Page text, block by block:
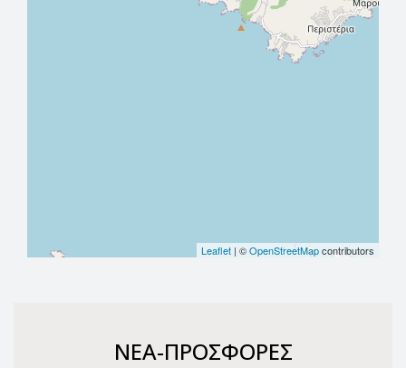
Leaflet | ©OpenStreetMapcontributors
NEA-ΠΡΟΣΦΟΡΕΣ